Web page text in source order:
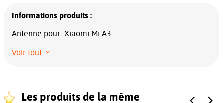
Informations produits :
Antenne pour Xiaomi Mi A3
Voir tout
Les produits de la même